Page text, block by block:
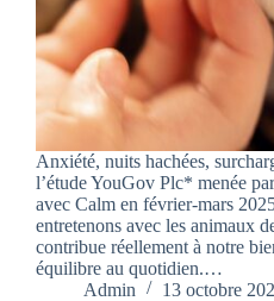
Anxiété, nuits hachées,
l’étude YouGov Plc* menée
avec Calm en février-mars
entretenons avec les animaux
contribue réellement à notre
équilibre au quotidien.…
Admin
13 octobre